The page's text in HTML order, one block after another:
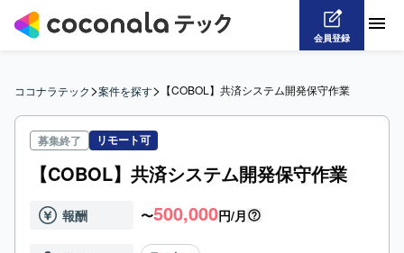
会員登録
ココナラテック>案件を探す> 【COBOL】共済システム開発保守作業
募集終了 リモート可
【COBOL】共済システム開発保守作業
報酬 〜500,000円/月